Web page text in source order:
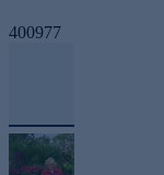
400977